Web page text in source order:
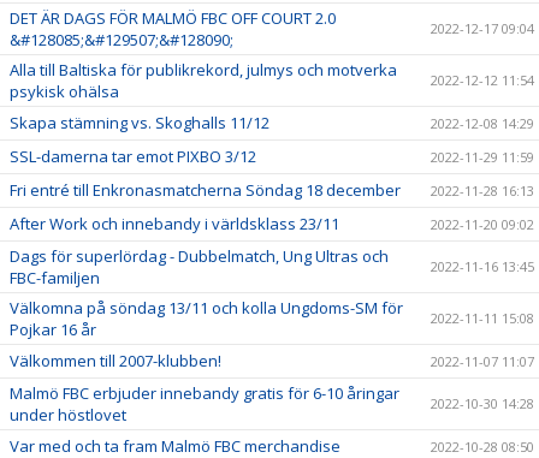
DET ÄR DAGS FÖR MALMÖ FBC OFF COURT 2.0
&#128085;&#129507;&#128090;
2022-12-17 09:04
Alla till Baltiska för publikrekord, julmys och motverka
psykisk ohälsa
2022-12-12 11:54
Skapa stämning vs. Skoghalls 11/12 2022-12-08 14:29
SSL-damerna tar emot PIXBO 3/12 2022-11-29 11:59
Fri entré till Enkronasmatcherna Söndag 18 december 2022-11-28 16:13
After Work och innebandy i världsklass 23/11 2022-11-20 09:02
Dags för superlördag - Dubbelmatch, Ung Ultras och
FBC-familjen
2022-11-16 13:45
Välkomna på söndag 13/11 och kolla Ungdoms-SM för
Pojkar 16 år
2022-11-11 15:08
Välkommen till 2007-klubben! 2022-11-07 11:07
Malmö FBC erbjuder innebandy gratis för 6-10 åringar
under höstlovet
2022-10-30 14:28
Var med och ta fram Malmö FBC merchandise 2022-10-28 08:50